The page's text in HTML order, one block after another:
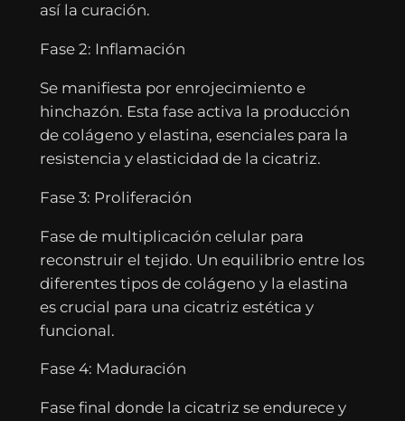
así la curación.
Fase 2: Inflamación
Se manifiesta por enrojecimiento e
hinchazón. Esta fase activa la producción
de colágeno y elastina, esenciales para la
resistencia y elasticidad de la cicatriz.
Fase 3: Proliferación
Fase de multiplicación celular para
reconstruir el tejido. Un equilibrio entre los
diferentes tipos de colágeno y la elastina
es crucial para una cicatriz estética y
funcional.
Fase 4: Maduración
Fase final donde la cicatriz se endurece y